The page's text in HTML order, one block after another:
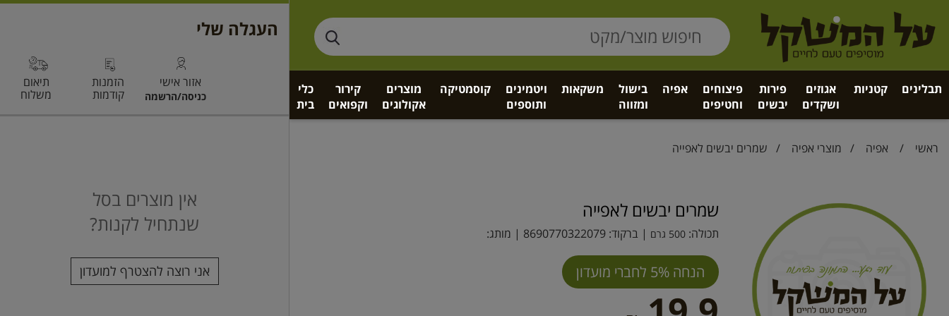
תבלינים קטניות
אגוזים
ושקדים
פירות
יבשים
פיצוחים
וחטיפים
אפיה
בישול
ומזווה
משקאות
ויטמינים
ותוספים
קוסמטיקה
מוצרים
אקולוגים
קירור
וקפואים
כלי
בית
ראשי / אפיה / מוצרי אפיה / שמרים יבשים לאפייה
שמרים יבשים לאפייה
תכולה:500 גרם | ברקוד:8690770322079 | מותג:
הנחה 5% לחברי מועדון